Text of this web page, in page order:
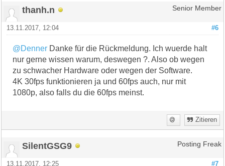
thanh.n Senior Member
#6
13.11.2017, 12:04
@Denner Danke für die Rückmeldung. Ich wuerde halt
nur gerne wissen warum, deswegen ?. Also ob wegen
zu schwacher Hardware oder wegen der Software.
4K 30fps funktionieren ja und 60fps auch, nur mit
1080p, also falls du die 60fps meinst.
Zitieren
SilentGSG9 Posting Freak
#7
13.11.2017, 12:25